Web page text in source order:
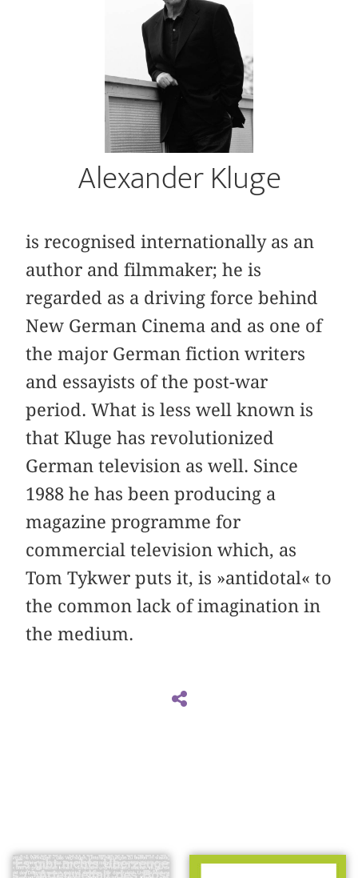
Alexander Kluge
is recognised internationally as an
author and filmmaker; he is
regarded as a driving force behind
New German Cinema and as one of
the major German fiction writers
and essayists of the post-war
period. What is less well known is
that Kluge has revolutionized
German television as well. Since
1988 he has been producing a
magazine programme for
commercial television which, as
Tom Tykwer puts it, is »antidotal« to
the common lack of imagination in
the medium.